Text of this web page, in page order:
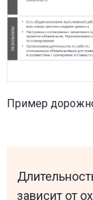
Пример
зависит от